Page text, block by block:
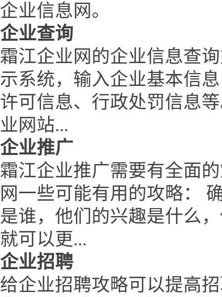
企业信息网。
企业查询
霜江企业网的企业信息查
示系统，输入企业基本信
许可信息、行政处罚信息
业网站...
企业推广
霜江企业推广需要有全面
网一些可能有用的攻略：
是谁，他们的兴趣是什么
就可以更...
企业招聘
给企业招聘攻略可以提高